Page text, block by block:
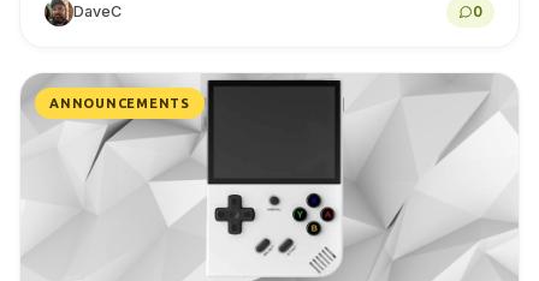
DaveC 0
ANNOUNCEMENTS